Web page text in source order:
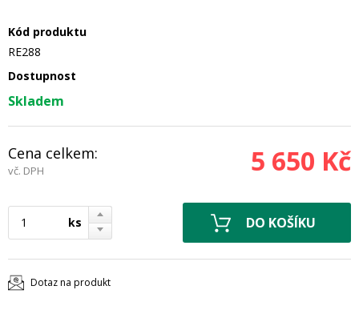
Kód produktu
RE288
Dostupnost
Skladem
Cena celkem:
vč. DPH 5 650 Kč
ks
Dotaz na produkt